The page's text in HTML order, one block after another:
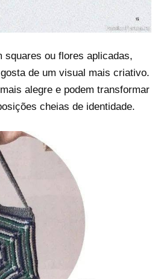
ou flores aplicadas,
de um visual mais criativo.
alegre e podem transformar
cheias de identidade.